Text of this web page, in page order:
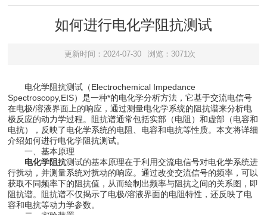
如何进行电化学阻抗测试
更新时间：2024-07-30 浏览：3071次
电化学阻抗测试（Electrochemical Impedance
Spectroscopy,EIS）是一种*的电化学分析方法，它基于交流电信号
在电极/溶液界面上的响应，通过测量电化学系统的阻抗谱来分析电
极反应的动力学过程。阻抗谱通常包括实部（电阻）和虚部（电容和
电抗），反映了电化学系统的电阻、电容和电抗等性质。本文将详细
介绍如何进行电化学阻抗测试。
一、基本原理
电化学阻抗测试的基本原理在于利用交流电信号对电化学系统进
行扰动，并测量系统对扰动的响应。通过改变交流信号的频率，可以
获取不同频率下的阻抗值，从而绘制出频率与阻抗之间的关系图，即
阻抗谱。阻抗谱不仅揭示了电极/溶液界面的电阻特性，还反映了电
容和电抗等动力学参数。